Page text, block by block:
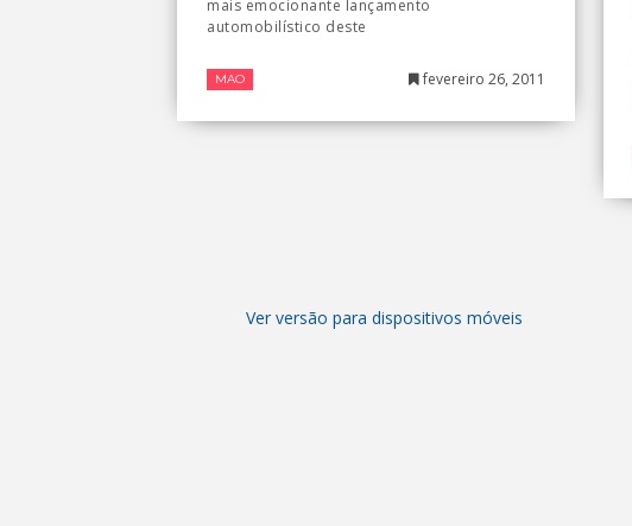
mais emocionante lançamento
automobilístico deste
MAO fevereiro 26, 2011
Ver versão para dispositivos móveis